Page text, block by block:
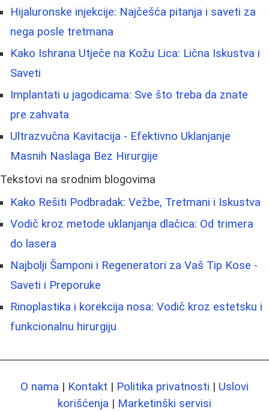
Hijaluronske injekcije: Najčešća pitanja i saveti za
nega posle tretmana
Kako Ishrana Utječe na Kožu Lica: Lična Iskustva i
Saveti
Implantati u jagodicama: Sve što treba da znate
pre zahvata
Ultrazvučna Kavitacija - Efektivno Uklanjanje
Masnih Naslaga Bez Hirurgije
Tekstovi na srodnim blogovima
Kako Rešiti Podbradak: Vežbe, Tretmani i Iskustva
Vodič kroz metode uklanjanja dlačica: Od trimera
do lasera
Najbolji Šamponi i Regeneratori za Vaš Tip Kose -
Saveti i Preporuke
Rinoplastika i korekcija nosa: Vodič kroz estetsku i
funkcionalnu hirurgiju
O nama | Kontakt | Politika privatnosti | Uslovi
korišćenja | Marketinški servisi